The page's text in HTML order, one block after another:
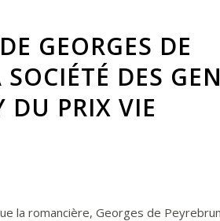
GEORGES DE
DES
DU PRIX VIE
la romancière, Georges de